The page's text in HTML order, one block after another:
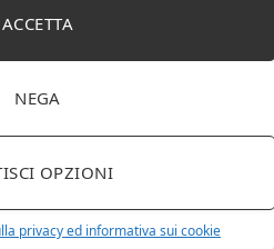
ACCETTA
NEGA
OPZIONI
privacy ed informativa sui cookie